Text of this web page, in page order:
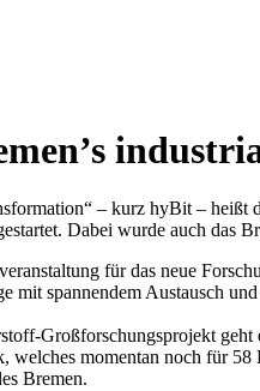
– kurz hyBit –
Dabei wurde auch das
für das neue
mit spannendem Austausch
Großforschungsprojekt geht
welches momentan noch für
Bremen.